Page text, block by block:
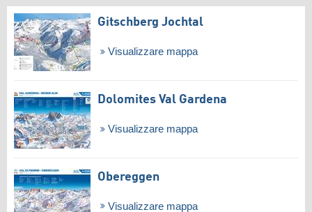
Gitschberg Jochtal
Visualizzare mappa
Dolomites Val Gardena
Visualizzare mappa
Obereggen
Visualizzare mappa